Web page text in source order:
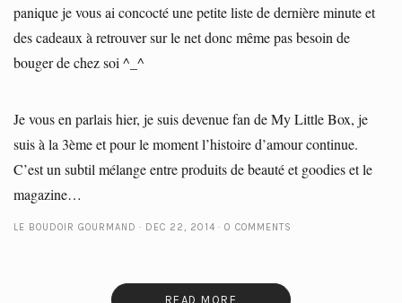
panique je vous ai concocté une petite liste de dernière minute et
des cadeaux à retrouver sur le net donc même pas besoin de
bouger de chez soi ^_^
Je vous en parlais hier, je suis devenue fan de My Little Box, je
suis à la 3ème et pour le moment l’histoire d’amour continue.
C’est un subtil mélange entre produits de beauté et goodies et le
magazine…
LE BOUDOIR GOURMAND DEC 22, 2014 0 COMMENTS
READ MORE